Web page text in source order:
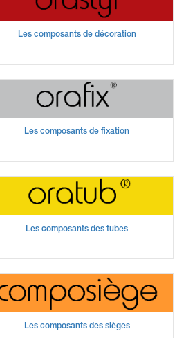
Les composants de décoration
Les composants de fixation
Les composants des tubes
Les composants des sièges